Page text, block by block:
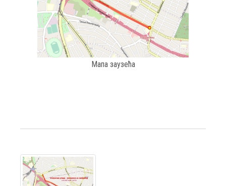
Мапа заузећа